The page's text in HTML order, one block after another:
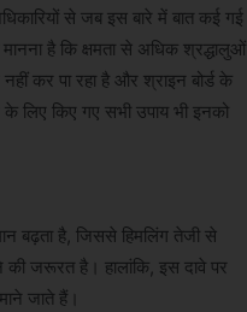
से जब इस बारे में बात कई गई
मानना है कि क्षमता से अधिक श्रद्धालुओं
कर पा रहा है और श्राइन बोर्ड के
के लिए किए गए सभी उपाय भी इनको
बढ़ता है, जिससे हिमलिंग तेजी से
की जरूरत है। हालांकि, इस दावे पर
जाते हैं।